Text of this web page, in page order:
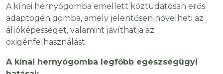
A kínai hernyógomba emellett köztudatosan erős
adaptogén gomba, amely jelentősen növelheti az
állóképességet, valamint javíthatja az
oxigénfelhasználást.
A kínai hernyógomba legfőbb egészségügyi